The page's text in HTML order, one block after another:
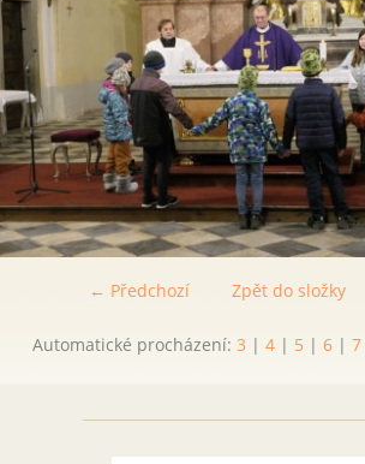
← Předchozí Zpět do složky
Automatické procházení: 3 | 4 | 5 | 6 | 7